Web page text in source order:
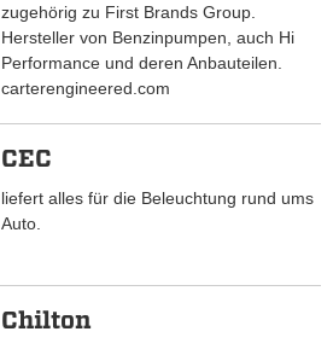
zugehörig zu First Brands Group.
Hersteller von Benzinpumpen, auch Hi
Performance und deren Anbauteilen.
carterengineered.com
CEC
liefert alles für die Beleuchtung rund ums
Auto.
Chilton